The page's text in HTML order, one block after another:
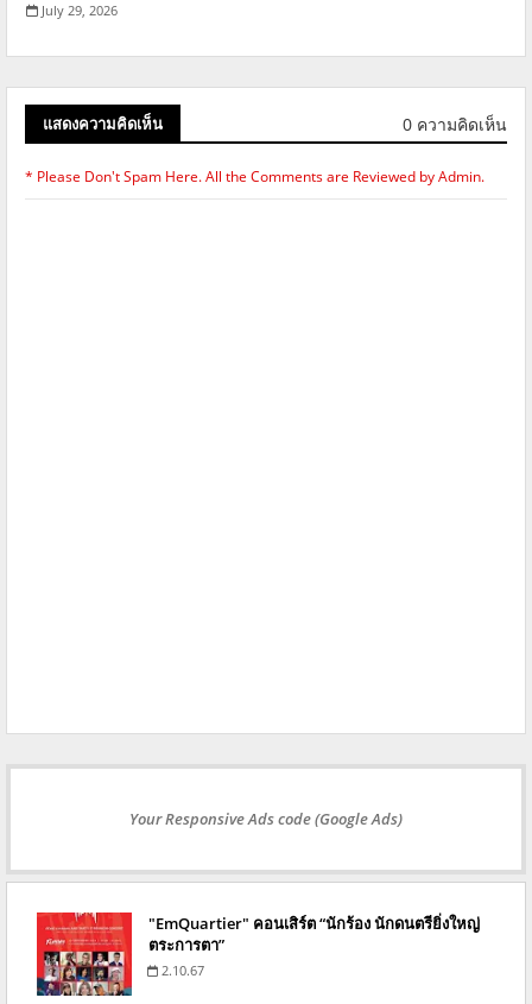
July 29, 2026
แสดงความคิดเห็น 0 ความคิดเห็น
* Please Don't Spam Here. All the Comments are Reviewed by Admin.
Your Responsive Ads code (Google Ads)
"EmQuartier" คอนเสิร์ต “นักร้อง นักดนตรียิ่งใหญ่
ตระการตา”
2.10.67